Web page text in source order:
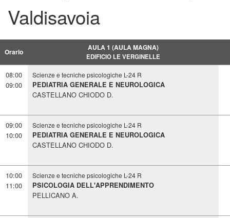
Valdisavoia
Orario AULA 1 (AULA MAGNA)
EDIFICIO LE VERGINELLE
08:00
09:00
Scienze e tecniche psicologiche L-24 R
PEDIATRIA GENERALE E NEUROLOGICA
CASTELLANO CHIODO D.
09:00
10:00
Scienze e tecniche psicologiche L-24 R
PEDIATRIA GENERALE E NEUROLOGICA
CASTELLANO CHIODO D.
10:00
11:00
Scienze e tecniche psicologiche L-24 R
PSICOLOGIA DELL'APPRENDIMENTO
PELLICANO A.